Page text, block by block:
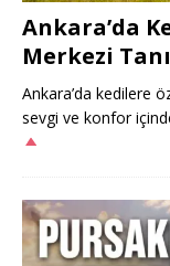
Ankara’da
Merkezi
Ankara’da kedilere
sevgi ve konfor